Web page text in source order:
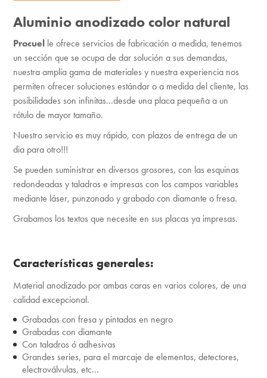
Aluminio anodizado color natural
Procuel le ofrece servicios de fabricación a medida, tenemos
un sección que se ocupa de dar solución a sus demandas,
nuestra amplia gama de materiales y nuestra experiencia nos
permiten ofrecer soluciones estándar o a medida del cliente, las
posibilidades son infinitas...desde una placa pequeña a un
rótulo de mayor tamaño.
Nuestro servicio es muy rápido, con plazos de entrega de un
dia para otro!!!
Se pueden suministrar en diversos grosores, con las esquinas
redondeadas y taladros e impresas con los campos variables
mediante láser, punzonado y grabado con diamante o fresa.
Grabamos los textos que necesite en sus placas ya impresas.
Características generales:
Material anodizado por ambas caras en varios colores, de una
calidad excepcional.
Grabadas con fresa y pintadas en negro
Grabadas con diamante
Con taladros ó adhesivas
Grandes series, para el marcaje de elementos, detectores,
electroválvulas, etc...